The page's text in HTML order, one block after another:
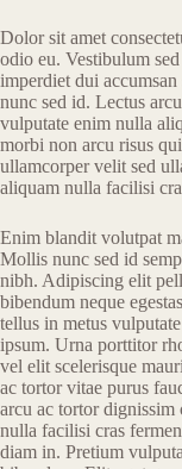
Dolor sit amet
odio eu. Vestibulum
imperdiet dui
nunc sed id. Lectus
vulputate enim nulla
morbi non arcu risus
ullamcorper velit sed
aliquam nulla facilisi
Enim blandit volutpat
Mollis nunc sed id
nibh. Adipiscing elit
bibendum neque
tellus in metus
ipsum. Urna porttitor
vel elit scelerisque
ac tortor vitae purus
arcu ac tortor
nulla facilisi cras
diam in. Pretium